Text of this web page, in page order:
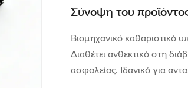
Σύνοψη του
Βιομηχανικό καθαριστικό
Διαθέτει ανθεκτικό στη
ασφαλείας. Ιδανικό για